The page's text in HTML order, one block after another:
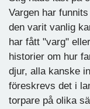
Vargen har
den varit vanlig
har fått "varg"
historier om hur
djur, alla kanske
föreskrevs det i
torpare på olika